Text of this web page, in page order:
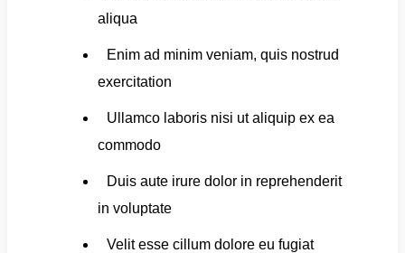
aliqua
Enim ad minim veniam, quis nostrud
exercitation
Ullamco laboris nisi ut aliquip ex ea
commodo
Duis aute irure dolor in reprehenderit
in voluptate
Velit esse cillum dolore eu fugiat